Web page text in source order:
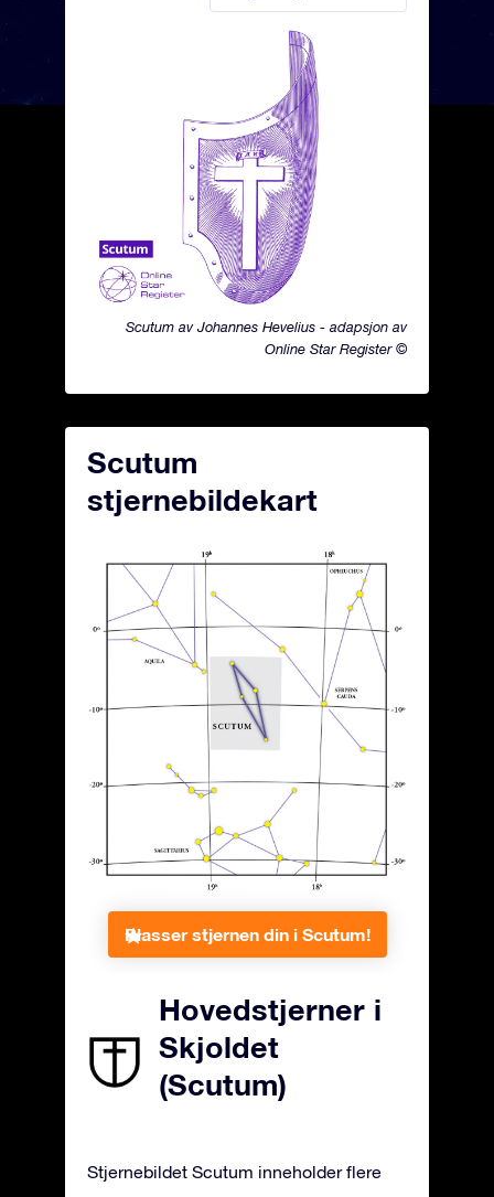
Scutum av Johannes Hevelius - adapsjon av
Online Star Register ©
Scutum
stjernebildekart
Plasser stjernen din i Scutum!
Hovedstjerner i
Skjoldet
(Scutum)
Stjernebildet Scutum inneholder flere